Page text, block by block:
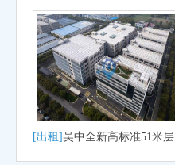
[出租]吴中全新高标准51米层
高出租